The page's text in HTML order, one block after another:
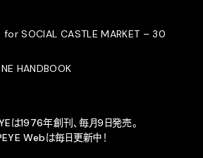
for SOCIAL CASTLE MARKET – 30
HANDBOOK
は1976年創刊、毎月9日発売。
Webは毎日更新中！